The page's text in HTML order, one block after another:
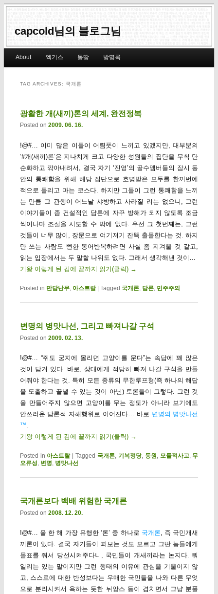
capcold님의 블로그님
Skip to primary content
Skip to secondary content
About 엑기스 몽땅 방명록
TAG ARCHIVES: 국개론
광활한 개(새끼)론의 세계, 완전정복
Posted on 2009. 06. 16.
!@#… 이미 많은 이들이 어렴풋이 느끼고 있겠지만, 대부분의
‘#개(새끼)론’은 지나치게 크고 다양한 성원들의 집단을 무척 단
순화하고 깎아내려서, 결국 자기 ‘진영’의 골수멤버들의 잠시 동
안의 통쾌함을 위해 해당 집단으로 호명받은 모두를 한꺼번에
적으로 돌리고 마는 코스다. 하지만 그들이 그런 통쾌함을 느끼
는 만큼 그 관행이 어느날 샤방하고 사라질 리는 없으니, 그런
이야기들이 좀 건설적인 담론에 자꾸 방해가 되지 않도록 조금
씩이나마 조절을 시도할 수 밖에 없다. 우선 그 첫번째는, 그런
것들이 너무 많이, 장문으로 여기저기 잔뜩 출몰한다는 것. 하지
만 쓰는 사람도 뻔한 동어반복하려면 사실 좀 지겨울 것 같고,
읽는 입장에서는 두 말할 나위도 없다. 그래서 생각해낸 것이…
기왕 이렇게 된 김에 끝까지 읽기(클릭) →
Posted in 만담난무, 아스트랄 | Tagged 국개론, 담론, 민주주의
변명의 병맛나선, 그리고 빠져나갈 구석
Posted on 2009. 02. 13.
!@#… “쥐도 궁지에 몰리면 고양이를 문다”는 속담에 꽤 많은
것이 담겨 있다. 바로, 상대에게 적당히 빠져 나갈 구석을 만들
어줘야 한다는 것. 특히 모든 종류의 무한루프형(즉 하나의 해답
을 도출하고 끝낼 수 있는 것이 아닌) 토론들이 그렇다. 그런 것
을 만들어주지 않으면 고양이를 무는 정도가 아니라 보기에도
안쓰러운 담론적 자해행위로 이어진다… 바로 변명의 병맛나선
™
기왕 이렇게 된 김에 끝까지 읽기(클릭) →
Posted in 아스트랄 |Tagged 국개론, 기복정당, 동원, 모듈적사고, 무
오류성, 변명, 병맛나선
국개론보다 백배 위험한 국개론
Posted on 2008. 12. 20.
!@#… 올 한 해 가장 유행한 ‘론’ 중 하나로 국개론, 즉 국민개새
끼론이 있다. 결국 자기들이 피보는 것도 모르고 그딴 놈들에게
몰표를 줘서 당선시켜주다니, 국민들이 개새끼라는 논지다. 뭐
일리는 있는 말이지만 그런 행태의 이유에 관심을 기울이지 않
고, 스스로에 대한 반성보다는 우매한 국민들을 나와 다른 무엇
으로 분리시켜서 욕하는 듯한 뉘앙스 등이 겹치면서 그냥 분풀